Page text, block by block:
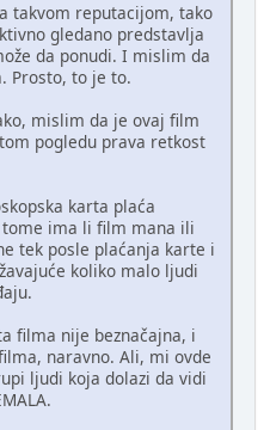
takvom reputacijom, tako
gledano predstavlja
da ponudi. I mislim da
Prosto, to je to.
mislim da je ovaj film
pogledu prava retkost
karta plaća
ima li film mana ili
tek posle plaćanja karte i
koliko malo ljudi
filma nije beznačajna, i
naravno. Ali, mi ovde
ljudi koja dolazi da vidi